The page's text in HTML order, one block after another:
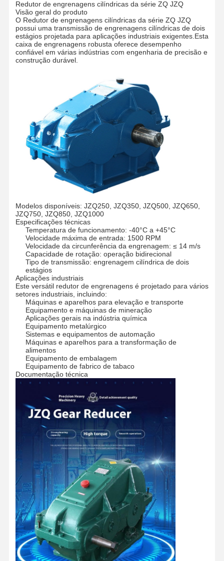
Redutor de engrenagens cilíndricas da série ZQ JZQ
Visão geral do produto
O Redutor de engrenagens cilíndricas da série ZQ JZQ
possui uma transmissão de engrenagens cilíndricas de dois
estágios projetada para aplicações industriais exigentes.Esta
caixa de engrenagens robusta oferece desempenho
confiável em várias indústrias com engenharia de precisão e
construção durável.
Modelos disponíveis: JZQ250, JZQ350, JZQ500, JZQ650,
JZQ750, JZQ850, JZQ1000
Especificações técnicas
Temperatura de funcionamento: -40°C a +45°C
Velocidade máxima de entrada: 1500 RPM
Velocidade da circunferência da engrenagem: ≤ 14 m/s
Capacidade de rotação: operação bidirecional
Tipo de transmissão: engrenagem cilíndrica de dois
estágios
Aplicações industriais
Este versátil redutor de engrenagens é projetado para vários
setores industriais, incluindo:
Máquinas e aparelhos para elevação e transporte
Equipamento e máquinas de mineração
Aplicações gerais na indústria química
Equipamento metalúrgico
Sistemas e equipamentos de automação
Máquinas e aparelhos para a transformação de
alimentos
Equipamento de embalagem
Equipamento de fabrico de tabaco
Documentação técnica